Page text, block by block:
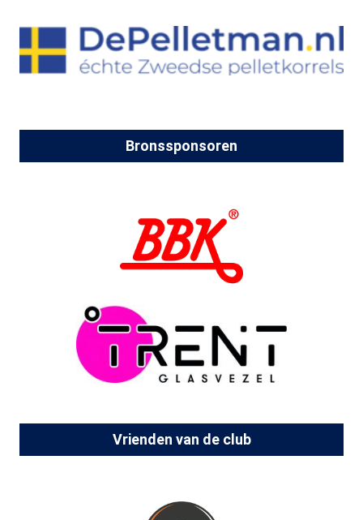
Bronssponsoren
Vrienden van de club